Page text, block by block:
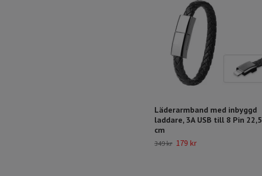
Läderarmband med inbyggd
laddare, 3A USB till 8 Pin 22,5
cm
349 kr 179 kr